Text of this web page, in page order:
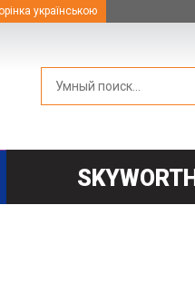
українською
SKYWORTH